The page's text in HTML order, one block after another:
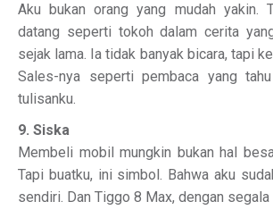
Aku bukan orang yang mudah yakin.
datang seperti tokoh dalam cerita
sejak lama. Ia tidak banyak bicara, tapi
Sales-nya seperti pembaca yang
tulisanku.
9. Siska
Membeli mobil mungkin bukan hal
Tapi buatku, ini simbol. Bahwa aku
sendiri. Dan Tiggo 8 Max, dengan